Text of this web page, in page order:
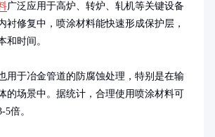
广泛应用于高炉、转炉、轧机等关键设备
衬修复中，喷涂材料能快速形成保护层，
和时间。
用于冶金管道的防腐蚀处理，特别是在输
的场景中。据统计，合理使用喷涂材料可
倍。